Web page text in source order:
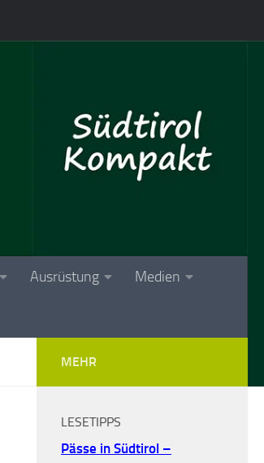
Ausrüstung Medien
MEHR
LESETIPPS
Pässe in Südtirol –